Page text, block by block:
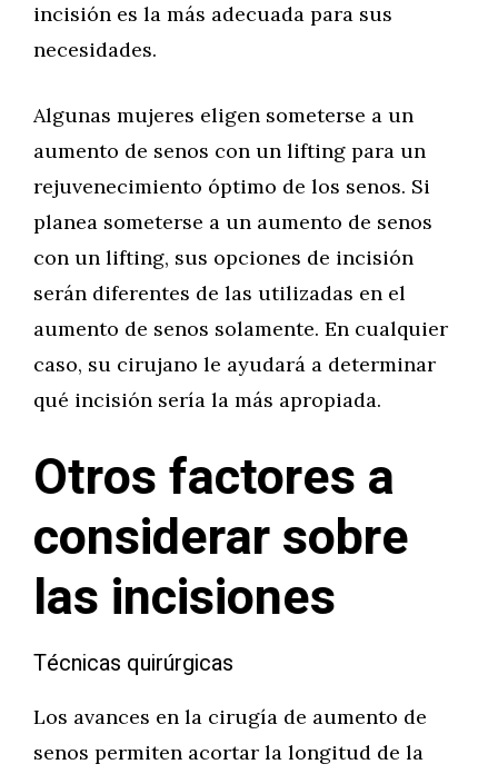
incisión es la más adecuada para sus
necesidades.
Algunas mujeres eligen someterse a un
aumento de senos con un lifting para un
rejuvenecimiento óptimo de los senos. Si
planea someterse a un aumento de senos
con un lifting, sus opciones de incisión
serán diferentes de las utilizadas en el
aumento de senos solamente. En cualquier
caso, su cirujano le ayudará a determinar
qué incisión sería la más apropiada.
Otros factores a
considerar sobre
las incisiones
Técnicas quirúrgicas
Los avances en la cirugía de aumento de
senos permiten acortar la longitud de la